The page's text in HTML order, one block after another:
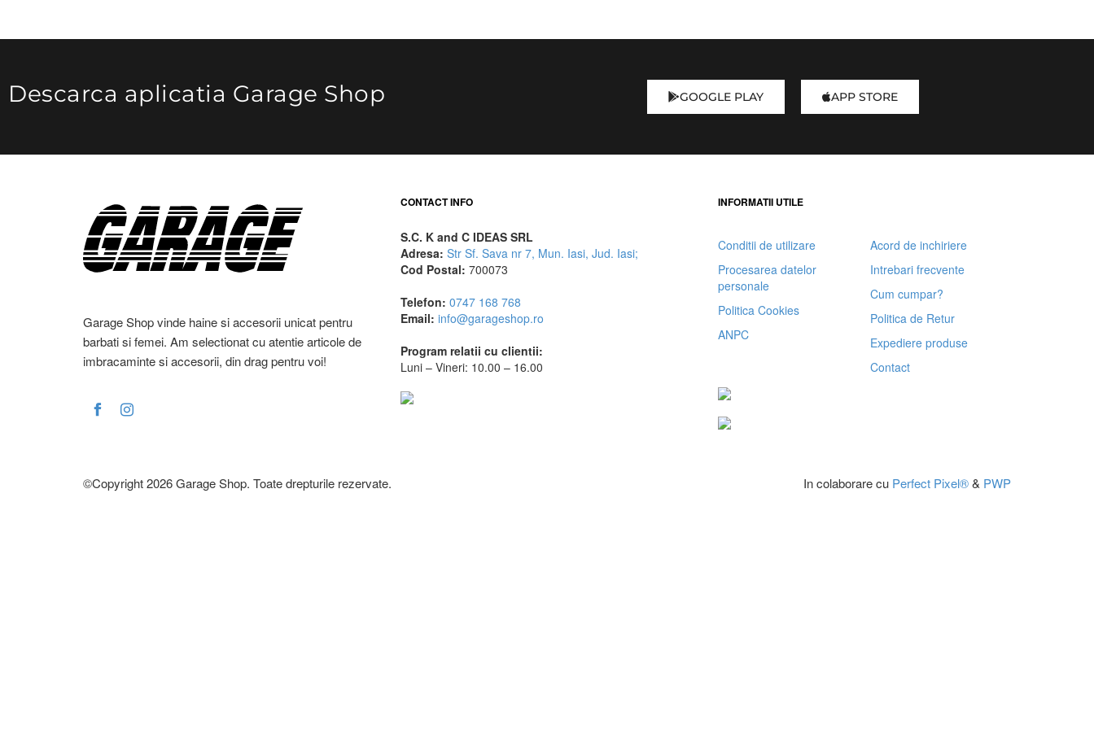
Descarca aplicatia Garage Shop GOOGLE PLAY APP STORE
Garage Shop vinde haine si accesorii unicat pentru
barbati si femei. Am selectionat cu atentie articole de
imbracaminte si accesorii, din drag pentru voi!
CONTACT INFO
S.C. K and C IDEAS SRL
Adresa: Str Sf. Sava nr 7, Mun. Iasi, Jud. Iasi;
Cod Postal: 700073
Telefon: 0747 168 768
Email: info@garageshop.ro
Program relatii cu clientii:
Luni – Vineri: 10.00 – 16.00
INFORMATII UTILE
Conditii de utilizare
Procesarea datelor
personale
Politica Cookies
ANPC
Acord de inchiriere
Intrebari frecvente
Cum cumpar?
Politica de Retur
Expediere produse
Contact
©Copyright 2026 Garage Shop. Toate drepturile rezervate. In colaborare cu Perfect Pixel®& PWP